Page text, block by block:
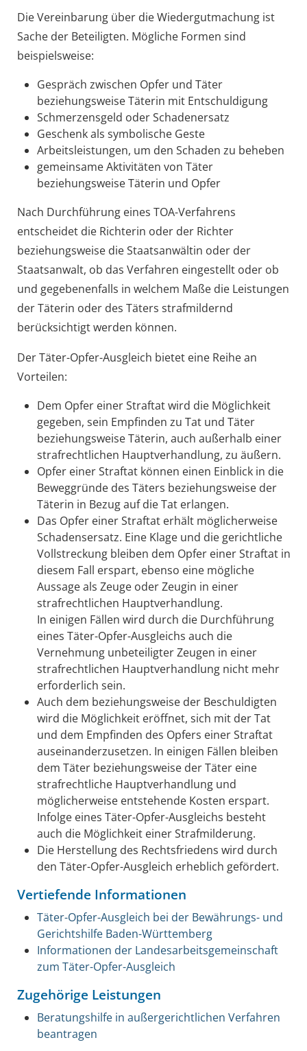
Die Vereinbarung über die Wiedergutmachung ist
Sache der Beteiligten. Mögliche Formen sind
beispielsweise:
Gespräch zwischen Opfer und Täter
beziehungsweise Täterin mit Entschuldigung
Schmerzensgeld oder Schadenersatz
Geschenk als symbolische Geste
Arbeitsleistungen, um den Schaden zu beheben
gemeinsame Aktivitäten von Täter
beziehungsweise Täterin und Opfer
Nach Durchführung eines TOA-Verfahrens
entscheidet die Richterin oder der Richter
beziehungsweise die Staatsanwältin oder der
Staatsanwalt, ob das Verfahren eingestellt oder ob
und gegebenenfalls in welchem Maße die Leistungen
der Täterin oder des Täters strafmildernd
berücksichtigt werden können.
Der Täter-Opfer-Ausgleich bietet eine Reihe an
Vorteilen:
Dem Opfer einer Straftat wird die Möglichkeit
gegeben, sein Empfinden zu Tat und Täter
beziehungsweise Täterin, auch außerhalb einer
strafrechtlichen Hauptverhandlung, zu äußern.
Opfer einer Straftat können einen Einblick in die
Beweggründe des Täters beziehungsweise der
Täterin in Bezug auf die Tat erlangen.
Das Opfer einer Straftat erhält möglicherweise
Schadensersatz. Eine Klage und die gerichtliche
Vollstreckung bleiben dem Opfer einer Straftat in
diesem Fall erspart, ebenso eine mögliche
Aussage als Zeuge oder Zeugin in einer
strafrechtlichen Hauptverhandlung.
In einigen Fällen wird durch die Durchführung
eines Täter-Opfer-Ausgleichs auch die
Vernehmung unbeteiligter Zeugen in einer
strafrechtlichen Hauptverhandlung nicht mehr
erforderlich sein.
Auch dem beziehungsweise der Beschuldigten
wird die Möglichkeit eröffnet, sich mit der Tat
und dem Empfinden des Opfers einer Straftat
auseinanderzusetzen. In einigen Fällen bleiben
dem Täter beziehungsweise der Täter eine
strafrechtliche Hauptverhandlung und
möglicherweise entstehende Kosten erspart.
Infolge eines Täter-Opfer-Ausgleichs besteht
auch die Möglichkeit einer Strafmilderung.
Die Herstellung des Rechtsfriedens wird durch
den Täter-Opfer-Ausgleich erheblich gefördert.
Vertiefende Informationen
Täter-Opfer-Ausgleich bei der Bewährungs- und
Gerichtshilfe Baden-Württemberg
Informationen der Landesarbeitsgemeinschaft
zum Täter-Opfer-Ausgleich
Zugehörige Leistungen
Beratungshilfe in außergerichtlichen Verfahren
beantragen